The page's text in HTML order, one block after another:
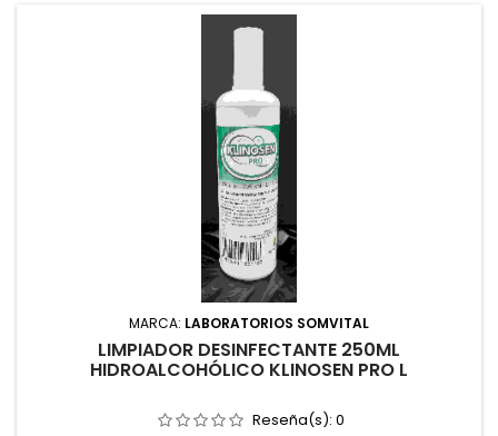
MARCA: LABORATORIOS SOMVITAL
LIMPIADOR DESINFECTANTE 250ML
HIDROALCOHÓLICO KLINOSEN PRO L
Reseña(s): 0